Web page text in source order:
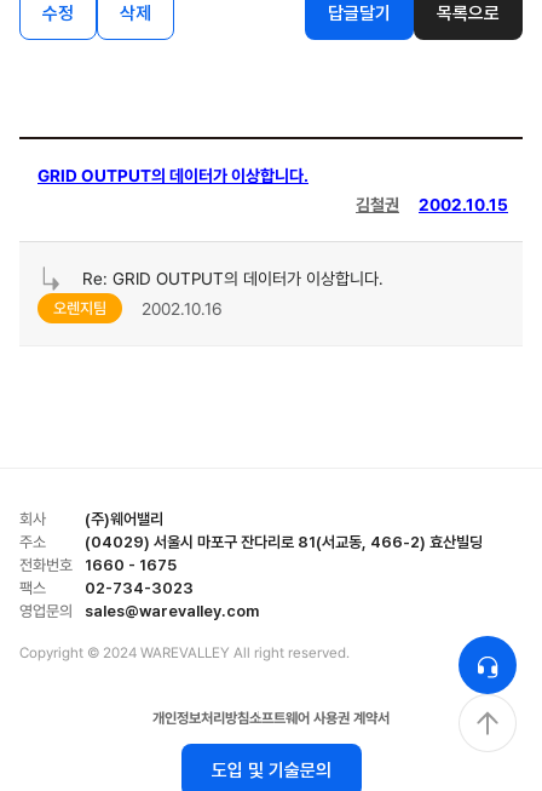
수정 삭제 답글달기 목록으로
GRID OUTPUT의 데이터가 이상합니다.
김철권
2002.10.15
Re: GRID OUTPUT의 데이터가 이상합니다.
오렌지팀 2002.10.16
회사
(주)웨어밸리
주소
(04029) 서울시 마포구 잔다리로 81(서교동, 466-2) 효산빌딩
전화번호
1660 - 1675
팩스
02-734-3023
영업문의
sales@warevalley.com
Copyright © 2024 WAREVALLEY All right reserved.
개인정보처리방침소프트웨어 사용권 계약서
도입 및 기술문의